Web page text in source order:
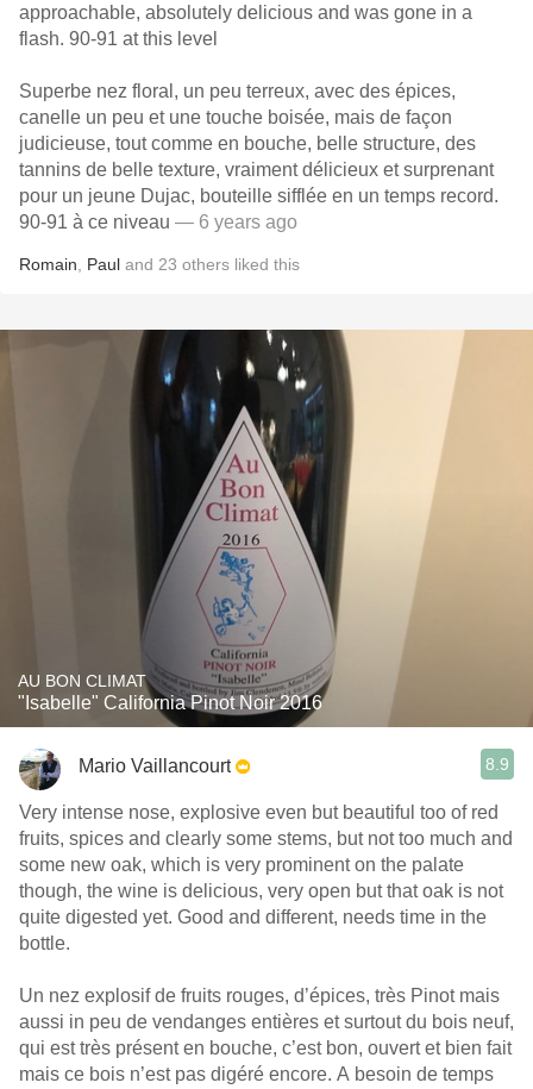
approachable, absolutely delicious and was gone in a
flash. 90-91 at this level
Superbe nez floral, un peu terreux, avec des épices,
canelle un peu et une touche boisée, mais de façon
judicieuse, tout comme en bouche, belle structure, des
tannins de belle texture, vraiment délicieux et surprenant
pour un jeune Dujac, bouteille sifflée en un temps record.
90-91 à ce niveau — 6 years ago
Romain Paul and 23 others liked this
AU BON CLIMAT
"Isabelle" California Pinot Noir 2016
Mario Vaillancourt 8.9
Very intense nose, explosive even but beautiful too of red
fruits, spices and clearly some stems, but not too much and
some new oak, which is very prominent on the palate
though, the wine is delicious, very open but that oak is not
quite digested yet. Good and different, needs time in the
bottle.
Un nez explosif de fruits rouges, d’épices, très Pinot mais
aussi in peu de vendanges entières et surtout du bois neuf,
qui est très présent en bouche, c’est bon, ouvert et bien fait
mais ce bois n’est pas digéré encore. A besoin de temps